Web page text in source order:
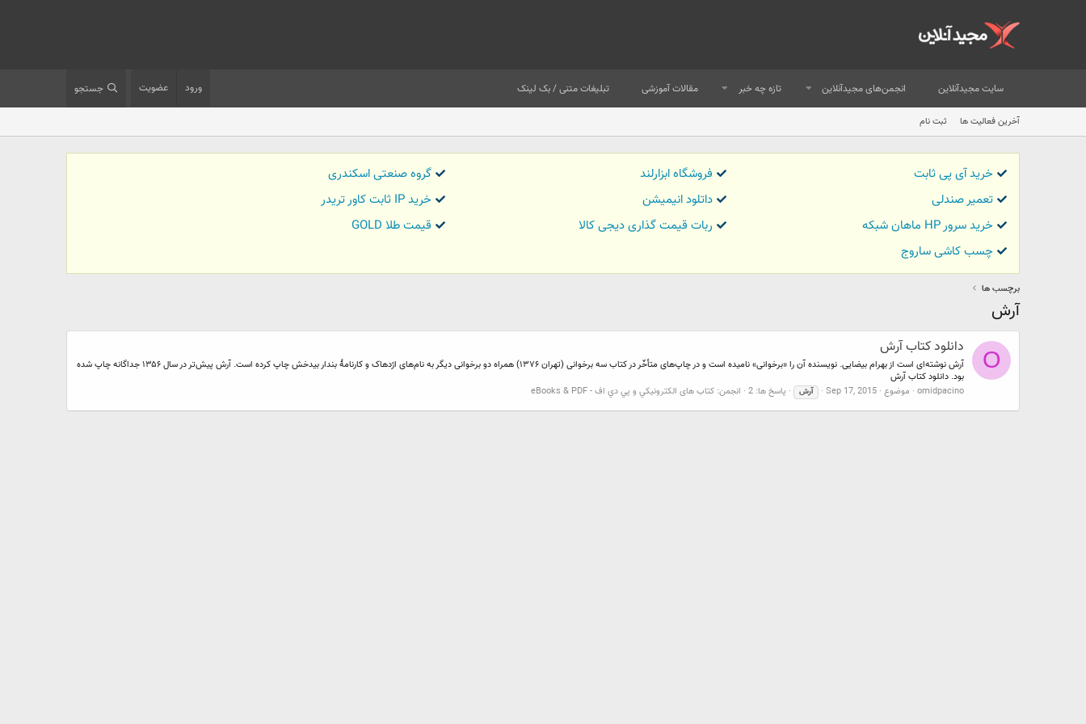
سایت مجیدآنلاین انجمن‌های مجیدآنلاین تازه چه خبر مقالات آموزشی تبلیغات متنی / بک لینک ورود عضویت جستجو
آخرین فعالیت ها ثبت نام
خرید آی پی ثابت فروشگاه ابزارلند
گروه صنعتی اسکندری
تعمیر صندلی
داتلود انیمیشن
خرید IP ثابت کاور تریدر
خرید سرور HP ماهان شبکه
ربات قیمت گذاری دیجی کالا
قیمت طلا GOLD
چسب کاشی ساروج
برچسب ها
آرش
O
دانلود کتاب آرش
آرش نوشته‌ای است از بهرام بیضایی. نویسنده آن را «برخوانی» نامیده است و در چاپ‌های متأخّر در کتاب سه برخوانی (تهران ۱۳۷۶) همراه دو برخوانی دیگر به نام‌های اژدهاک و کارنامهٔ بندار بیدخش چاپ کرده است. آرش پیش‌تر در سال ۱۳۵۶ جداگانه چاپ شده
بود. دانلود کتاب آرش
omidpacino موضوع Sep 17, 2015 آرش پاسخ ها: 2 انجمن: كتاب های الكترونيكي و پي دي اف - eBooks & PDF